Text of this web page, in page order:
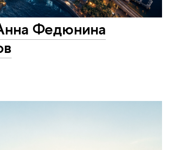
Федюнина